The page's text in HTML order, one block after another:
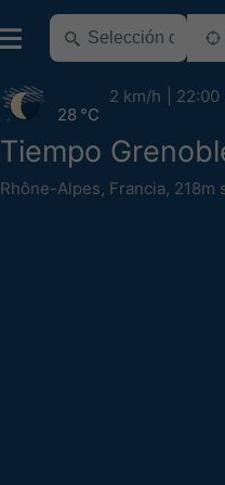
Tiempo
Rhône-Alpes, Francia, 218m
28 °C
2 km/h 22:00